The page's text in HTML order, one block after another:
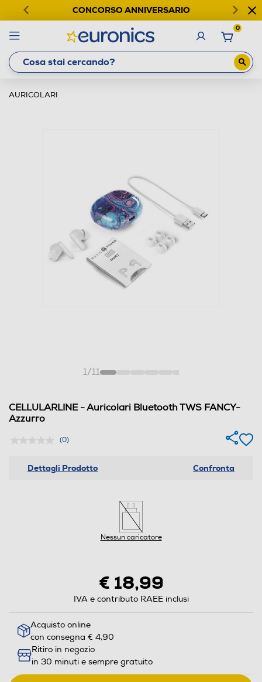
CONCORSO ANNIVERSARIO
0
AURICOLARI
1/11
CELLULARLINE - Auricolari Bluetooth TWS FANCY-
Azzurro
(0)
Dettagli Prodotto Confronta
Nessun caricatore
€ 18,99
IVA e contributo RAEE inclusi
Acquisto online
con consegna € 4,90
Ritiro in negozio
in 30 minuti e sempre gratuito